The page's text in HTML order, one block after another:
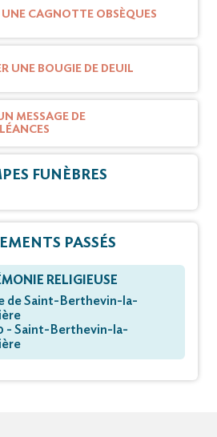
CAGNOTTE OBSÈQUES
UNE BOUGIE DE DEUIL
MESSAGE DE
FUNÈBRES
PASSÉS
RELIGIEUSE
de Saint-Berthevin-la-
- Saint-Berthevin-la-